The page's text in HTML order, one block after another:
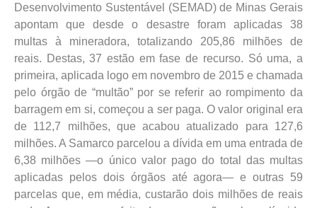
Desenvolvimento Sustentável (SEMAD) de Minas Gerais
apontam que desde o desastre foram aplicadas 38
multas à mineradora, totalizando 205,86 milhões de
reais. Destas, 37 estão em fase de recurso. Só uma, a
primeira, aplicada logo em novembro de 2015 e chamada
pelo órgão de “multão” por se referir ao rompimento da
barragem em si, começou a ser paga. O valor original era
de 112,7 milhões, que acabou atualizado para 127,6
milhões. A Samarco parcelou a dívida em uma entrada de
6,38 milhões —o único valor pago do total das multas
aplicadas pelos dois órgãos até agora— e outras 59
parcelas que, em média, custarão dois milhões de reais